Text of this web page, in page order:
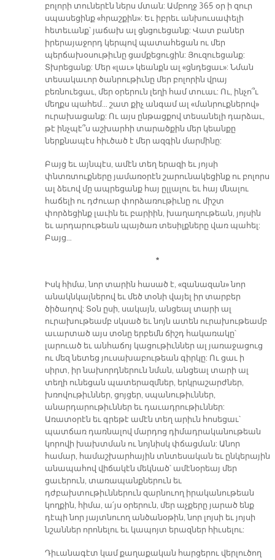
բոլորի տուներէն ներս մտան: Ամբողջ 365 օր ի զուր
սպասեցինք «հրաշքին»: Եւ իբրեւ անխուսափելի
հետեւանք՝ յաճախ ալ ցնցուեցանք: Վատ բաներ
իրերայաջորդ կերպով պատահեցան ու մեր
պերճախօսութիւնը ցամքեցուցին: Յուզուեցանք:
Տխրեցանք: Մեր «լաւ» կեանքն ալ «ցնդեցաւ»: Նման
տեսակաւոր ծանրութիւնը մեր բոլորին վրայ
բեռնուեցաւ, մեր օրերուն լեղի համ տուաւ: Ու, ինչո՞ւ
մեղքս պահեմ… շատ քիչ անգամ ալ «մանրուքներով»
ուրախացանք: Ու այս ընթացքով տեսանելի դարձաւ,
թէ ինչպէ՞ս աշխարհի տարածքին մեր կեանքը
ներքնապէս հիւծած է մեր ազգին մարմինը:
Բայց եւ այնպէս, ամէն տեղ երազի եւ յոյսի
փնտռտուքները յամառօրէն շարունակեցինք ու բոլորս
ալ ձեւով մը ապրեցանք հայ ըլլալու եւ հայ մնալու
հաճելի ու դժուար փորձառութիւնը ու միշտ
փորձեցինք լաւին եւ բարիին, խաղաղութեան, յոյսին
եւ արդարութեան պայծառ տեսիլքները վառ պահել:
Բայց…
*
Իսկ հիմա, նոր տարին հասած է, «զանազան» նոր
անակնկալներով եւ մեծ տօնի վայել իր տարբեր
ծիծաղով: Տօն ըսի, սակայն, անցեալ տարի ալ
ուրախութեամբ սկսած եւ նոյն ատեն ուրախութեամբ
աւարտած այս տօնը երբեմն ճիշդ հակառակը՝
լարուած եւ անհաճոյ կացութիւններ ալ յառաջացուց
ու մեզ նետեց յուսախաբութեան գիրկը: Ու ցաւ ի
սիրտ, իր նախորդներուն նման, անցեալ տարի ալ
տեղի ունեցան պատերազմներ, երկրաշարժներ,
խռովութիւններ, ցոյցեր, սպանութիւններ,
անարդարութիւններ եւ դաւադրութիւններ:
Առատօրէն եւ գրեթէ ամէն տեղ արիւն հոսեցաւ՝
պատճառ դառնալով մարդոց դիմադրականութեան
կորովի խախտման ու նոյնիսկ փճացման: Անոր
համար, համաշխարհային տնտեսական եւ ընկերային
անապահով վիճակէն մեկնած՝ ամէնօրեայ մեր
ցաւերուն, տառապանքներուն եւ
դժբախտութիւններուն զարնուող իրականութեան
կողքին, հիմա, ա՛յս օրերուն, մեր աչքերը յարած ենք
դէպի նոր յայտնուող անծանօթին, նոր լոյսի եւ յոյսի
նշաններ որոնելու եւ կապոյտ երազներ հիւսելու:
Դիւանագէտ կամ քաղաքական հարցերու վերլուծող